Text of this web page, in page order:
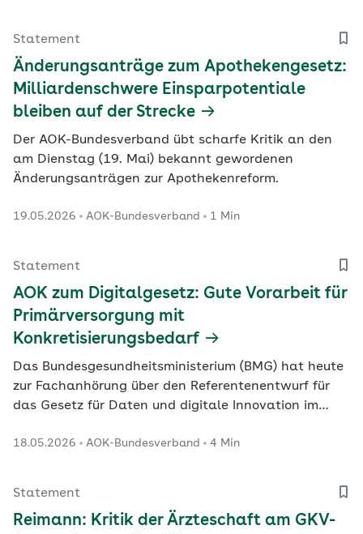
Statement
Änderungsanträge zum Apothekengesetz:
Milliardenschwere Einsparpotentiale
bleiben auf der Strecke
Der AOK-Bundesverband übt scharfe Kritik an den
am Dienstag (19. Mai) bekannt gewordenen
Änderungsanträgen zur Apothekenreform.
19.05.2026 AOK-Bundesverband 1 Min
Statement
AOK zum Digitalgesetz: Gute Vorarbeit für
Primärversorgung mit
Konkretisierungsbedarf
Das Bundesgesundheitsministerium (BMG) hat heute
zur Fachanhörung über den Referentenentwurf für
das Gesetz für Daten und digitale Innovation im
18.05.2026 AOK-Bundesverband 4 Min
Statement
Reimann: Kritik der Ärzteschaft am GKV-